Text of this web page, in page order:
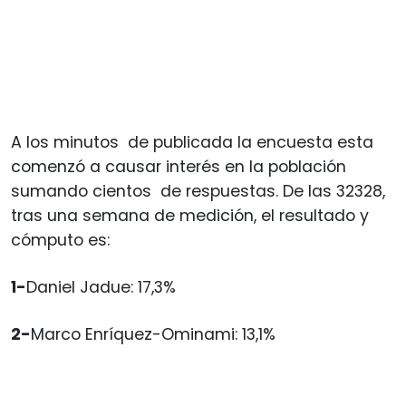
A los minutos de publicada la encuesta esta
comenzó a causar interés en la población
sumando cientos de respuestas. De las 32328,
tras una semana de medición, el resultado y
cómputo es:
1-Daniel Jadue: 17,3%
2-Marco Enríquez-Ominami: 13,1%